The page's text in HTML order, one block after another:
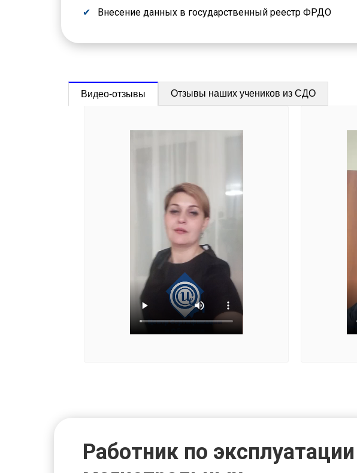
Внесение данных в государственный реестр ФРДО
Видео-отзывы Отзывы наших учеников из СДО
Работник по эксплуатации